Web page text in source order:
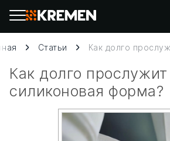
Статьи Как долго
Как долго прослужит
силиконовая форма?